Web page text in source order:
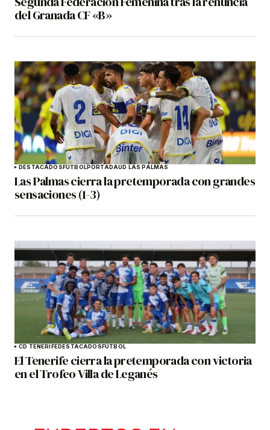
del Granada CF «B»
DESTACADOS FÚTBOLPORTADAUD LAS PALMAS
Las Palmas cierra la pretemporada con grandes
sensaciones (1-3)
CD TENERIFEDESTACADOS FÚTBOL
El Tenerife cierra la pretemporada con victoria
en el Trofeo Villa de Leganés